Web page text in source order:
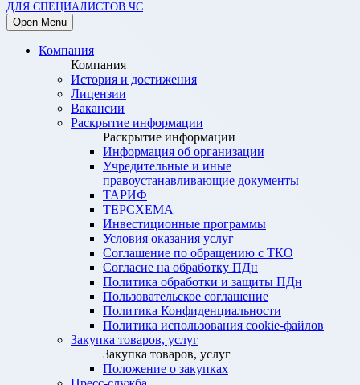
ДЛЯ СПЕЦИАЛИСТОВ ЧС
Open Menu
Компания
Компания
История и достижения
Лицензии
Вакансии
Раскрытие информации
Раскрытие информации
Информация об организации
Учредительные и иные
правоустанавливающие документы
ТАРИФ
ТЕРСХЕМА
Инвестиционные программы
Условия оказания услуг
Соглашение по обращению с ТКО
Согласие на обработку ПДн
Политика обработки и защиты ПДн
Пользовательское соглашение
Политика Конфиденциальности
Политика использования cookie-файлов
Закупка товаров, услуг
Закупка товаров, услуг
Положение о закупках